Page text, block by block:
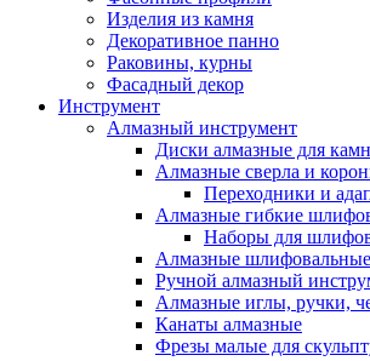
Изделия из камня
Декоративное панно
Раковины, курны
Фасадный декор
Инструмент
Алмазный инструмент
Диски алмазные для
Алмазные сверла и
Переходники и
Алмазные гибкие
Наборы для
Алмазные
Ручной алмазный
Алмазные иглы, ручки,
Канаты алмазные
Фрезы малые для